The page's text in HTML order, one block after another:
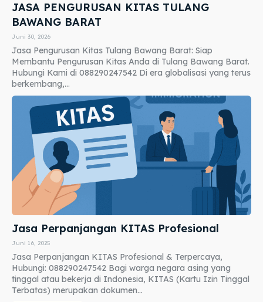
JASA PENGURUSAN KITAS TULANG
BAWANG BARAT
Juni 30, 2026
Jasa Pengurusan Kitas Tulang Bawang Barat: Siap
Membantu Pengurusan Kitas Anda di Tulang Bawang Barat.
Hubungi Kami di 088290247542 Di era globalisasi yang terus
berkembang,...
Jasa Perpanjangan KITAS Profesional
Juni 16, 2025
Jasa Perpanjangan KITAS Profesional & Terpercaya,
Hubungi: 088290247542 Bagi warga negara asing yang
tinggal atau bekerja di Indonesia, KITAS (Kartu Izin Tinggal
Terbatas) merupakan dokumen...